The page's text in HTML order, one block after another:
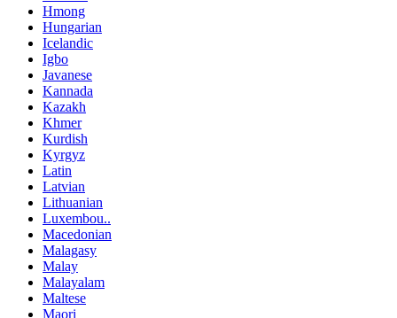
Hmong
Hungarian
Icelandic
Igbo
Javanese
Kannada
Kazakh
Khmer
Kurdish
Kyrgyz
Latin
Latvian
Lithuanian
Luxembou..
Macedonian
Malagasy
Malay
Malayalam
Maltese
Maori